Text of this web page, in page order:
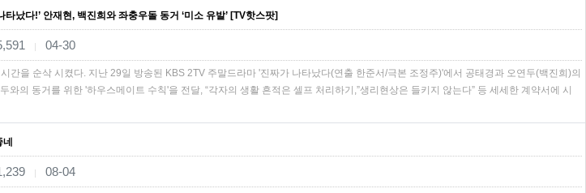
타났다!’ 안재현, 백진희와 좌충우돌 동거 ‘미소 유발’ [TV핫스팟]
| 04-30
간을 순삭 시켰다. 지난 29일 방송된 KBS 2TV 주말드라마 '진짜가 나타났다(연출 한준서/극본 조정주)'에서 공태경과 오연두(백진희)의
와의 동거를 위한 '하우스메이트 수칙'을 전달, “각자의 생활 흔적은 셀프 처리하기,”생리현상은 들키지 않는다” 등 세세한 계약서에 시
네
| 08-04